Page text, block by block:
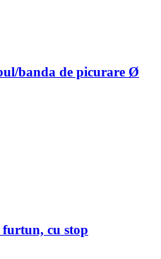
banda de picurare Ø
cu stop